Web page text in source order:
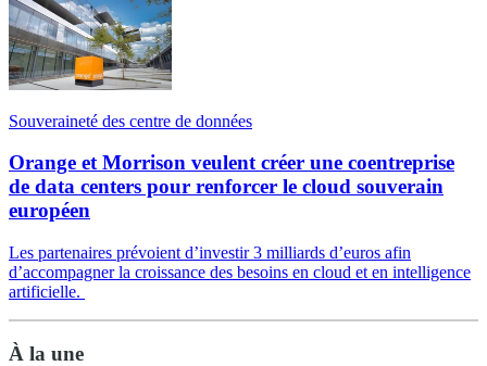
Souveraineté des centre de données
Orange et Morrison veulent créer une coentreprise
de data centers pour renforcer le cloud souverain
européen
Les partenaires prévoient d’investir 3 milliards d’euros afin
d’accompagner la croissance des besoins en cloud et en intelligence
artificielle.
À la une